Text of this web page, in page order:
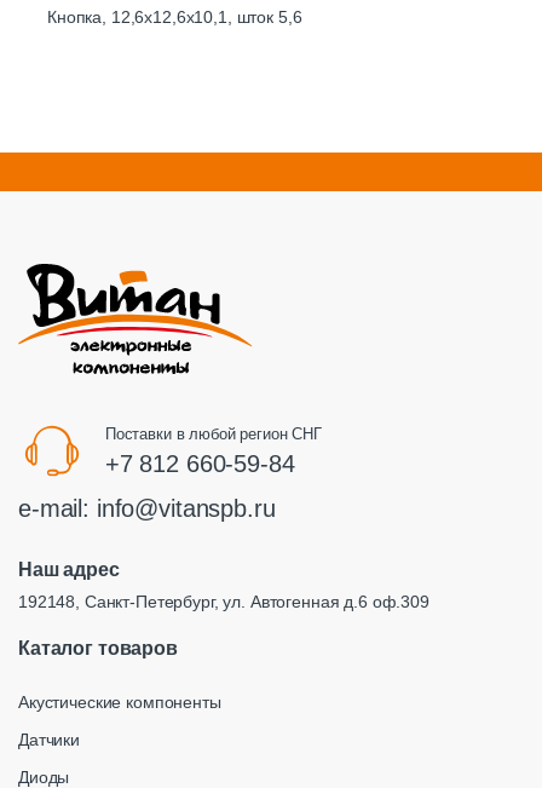
Кнопка, 12,6х12,6х10,1, шток 5,6
Поставки в любой регион СНГ
+7 812 660-59-84
e-mail: info@vitanspb.ru
Наш адрес
192148, Санкт-Петербург, ул. Автогенная д.6 оф.309
Каталог товаров
Акустические компоненты
Датчики
Диоды